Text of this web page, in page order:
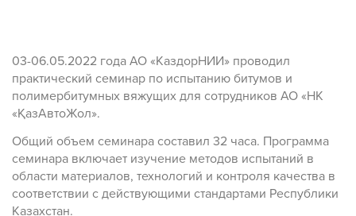
03-06.05.2022 года АО «КаздорНИИ» проводил
практический семинар по испытанию битумов и
полимербитумных вяжущих для сотрудников АО «НК
«ҚазАвтоЖол».
Общий объем семинара составил 32 часа. Программа
семинара включает изучение методов испытаний в
области материалов, технологий и контроля качества в
соответствии с действующими стандартами Республики
Казахстан.